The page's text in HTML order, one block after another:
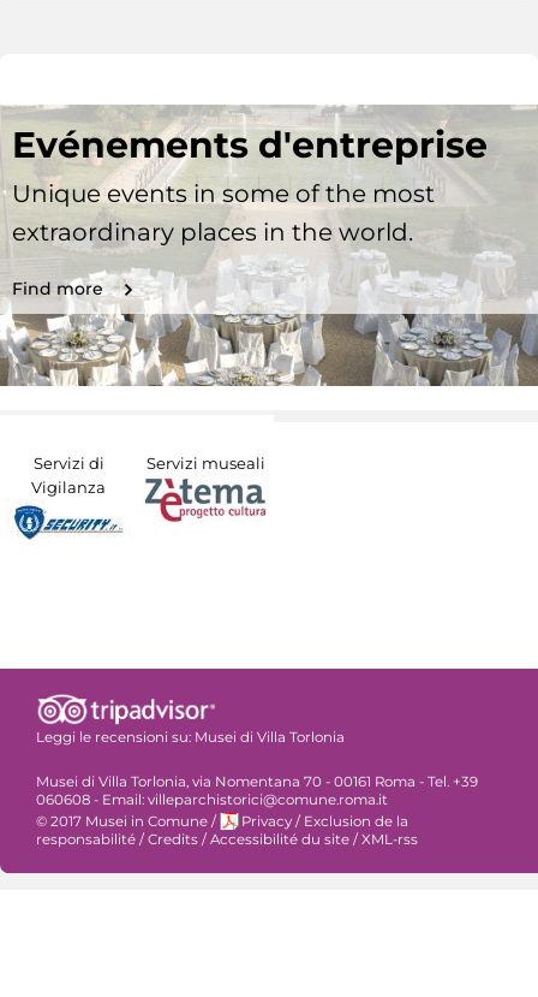
Evénements d'entreprise
Unique events in some of the most
extraordinary places in the world.
Find more
Servizi di
Vigilanza
Servizi museali
Leggi le recensioni su: Musei di Villa Torlonia
Musei di Villa Torlonia, via Nomentana 70 - 00161 Roma - Tel. +39
060608 - Email: villeparchistorici@comune.roma.it
© 2017 Musei in Comune / Privacy / Exclusion de la
responsabilité / Credits / Accessibilité du site / XML-rss